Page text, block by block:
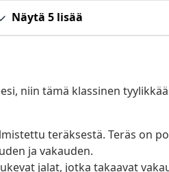
Näytä 5 lisää
niin tämä klassinen
teräksestä. Teräs on
ja vakauden.
jalat, jotka takaavat